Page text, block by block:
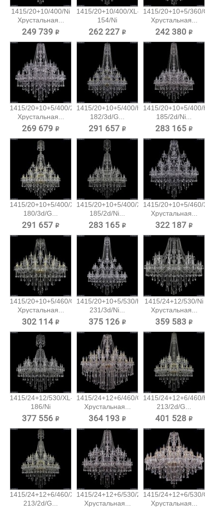
1415/20+10/400/Ni
Хрустальная...
249 739 ₽
1415/20+10/400/XL-
154/Ni
Хрустальная...
262 227 ₽
1415/20+10+5/360/G
Хрустальная...
242 380 ₽
1415/20+10+5/400/2d/Ni
Хрустальная...
269 679 ₽
1415/20+10+5/400/h-
182/3d/G...
291 657 ₽
1415/20+10+5/400/h-
185/2d/Ni...
283 165 ₽
1415/20+10+5/400/XL-
180/3d/G...
291 657 ₽
1415/20+10+5/400/XL-
185/2d/Ni...
283 165 ₽
1415/20+10+5/460/3d/
Хрустальная...
322 187 ₽
1415/20+10+5/460/G
Хрустальная...
302 114 ₽
1415/20+10+5/530/h-
231/3d/Ni...
375 126 ₽
1415/24+12/530/Ni
Хрустальная...
359 583 ₽
1415/24+12/530/XL-
186/Ni
Хрустальная...
377 556 ₽
1415/24+12+6/460/G
Хрустальная...
364 193 ₽
1415/24+12+6/460/h-
213/2d/G...
401 528 ₽
1415/24+12+6/460/XL-
213/2d/G...
1415/24+12+6/530/2d/Ni
Хрустальная...
1415/24+12+6/530/G
Хрустальная...